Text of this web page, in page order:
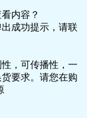
内容？
成功提示，请联
，可传播性，一
要求。请您在购